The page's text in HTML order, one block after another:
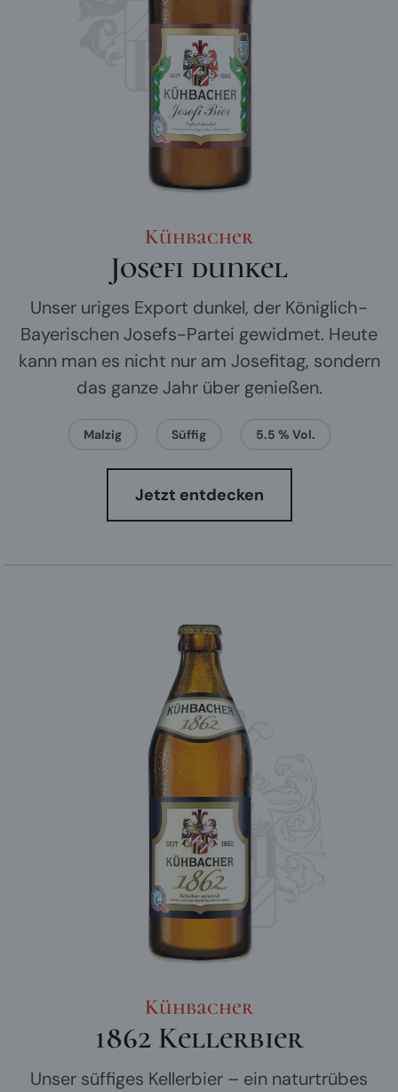
Kühbacher
Josefi dunkel
Unser uriges Export dunkel, der Königlich-
Bayerischen Josefs-Partei gewidmet. Heute
kann man es nicht nur am Josefitag, sondern
das ganze Jahr über genießen.
Malzig Süffig 5.5 % Vol.
Jetzt entdecken
Kühbacher
1862 Kellerbier
Unser süffiges Kellerbier – ein naturtrübes